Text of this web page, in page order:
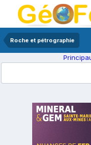
Roche et pétrographie